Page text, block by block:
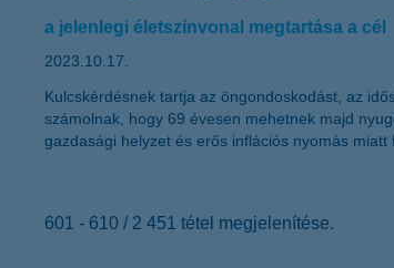
a jelenlegi életszínvonal megtartása a cél
2023.10.17.
Kulcskérdésnek tartja az öngondoskodást, az
számolnak, hogy 69 évesen mehetnek majd
gazdasági helyzet és erős inflációs nyomás
601 - 610 / 2 451 tétel megjelenítése.